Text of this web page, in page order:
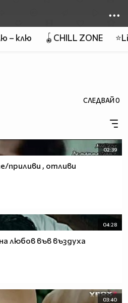
– клю 🪀CHILL ZONE
СЛЕДВАЙ0
02:39
приливи , отливи
04:28
любов във въздуха
03:40